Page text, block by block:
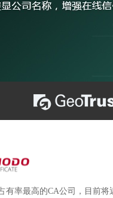
有率最高的CA公司，目前